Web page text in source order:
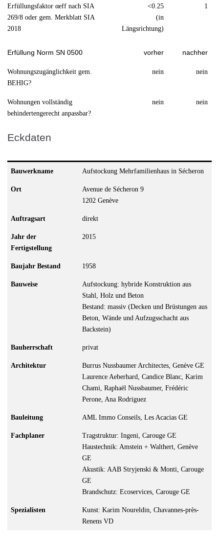
Erfüllungsfaktor αeff nach SIA
269/8 oder gem. Merkblatt SIA
2018
<0.25
(in
Längsrichtung)
1
Erfüllung Norm SN 0500 vorher nachher
Wohnungszugänglichkeit gem.
BEHIG?
nein nein
Wohnungen vollständig
behindertengerecht anpassbar?
nein nein
Eckdaten
Bauwerkname Aufstockung Mehrfamilienhaus in Sécheron
Ort
Avenue de Sécheron 9
1202 Genève
Auftragsart direkt
Jahr der
Fertigstellung
2015
Baujahr Bestand 1958
Bauweise
Aufstockung: hybride Konstruktion aus
Stahl, Holz und Beton
Bestand: massiv (Decken und Brüstungen aus
Beton, Wände und Aufzugsschacht aus
Backstein)
Bauherrschaft privat
Architektur
Burrus Nussbaumer Architectes, Genève GE
Laurence Aeberhard, Candice Blanc, Karim
Chami, Raphaël Nussbaumer, Frédéric
Perone, Ana Rodriguez
Bauleitung AML Immo Conseils, Les Acacias GE
Fachplaner
Tragstruktur: Ingeni, Carouge GE
Haustechnik: Amstein + Walthert, Genève
GE
Akustik: AAB Stryjenski & Monti, Carouge
GE
Brandschutz: Ecoservices, Carouge GE
Spezialisten
Kunst: Karim Noureldin, Chavannes-près-
Renens VD